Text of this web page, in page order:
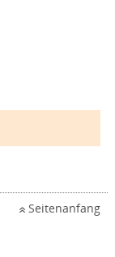
Seitenanfang